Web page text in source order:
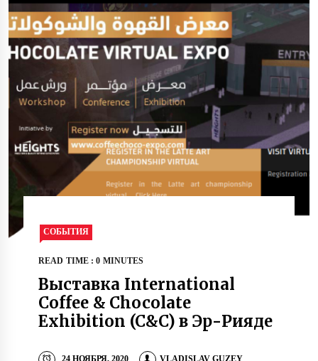
СОБЫТИЯ
READ TIME : 0 MINUTES
Выставка International
Coffee & Chocolate
Exhibition (C&C) в Эр-Рияде
24 НОЯБРЯ, 2020
VLADISLAV GUZEY